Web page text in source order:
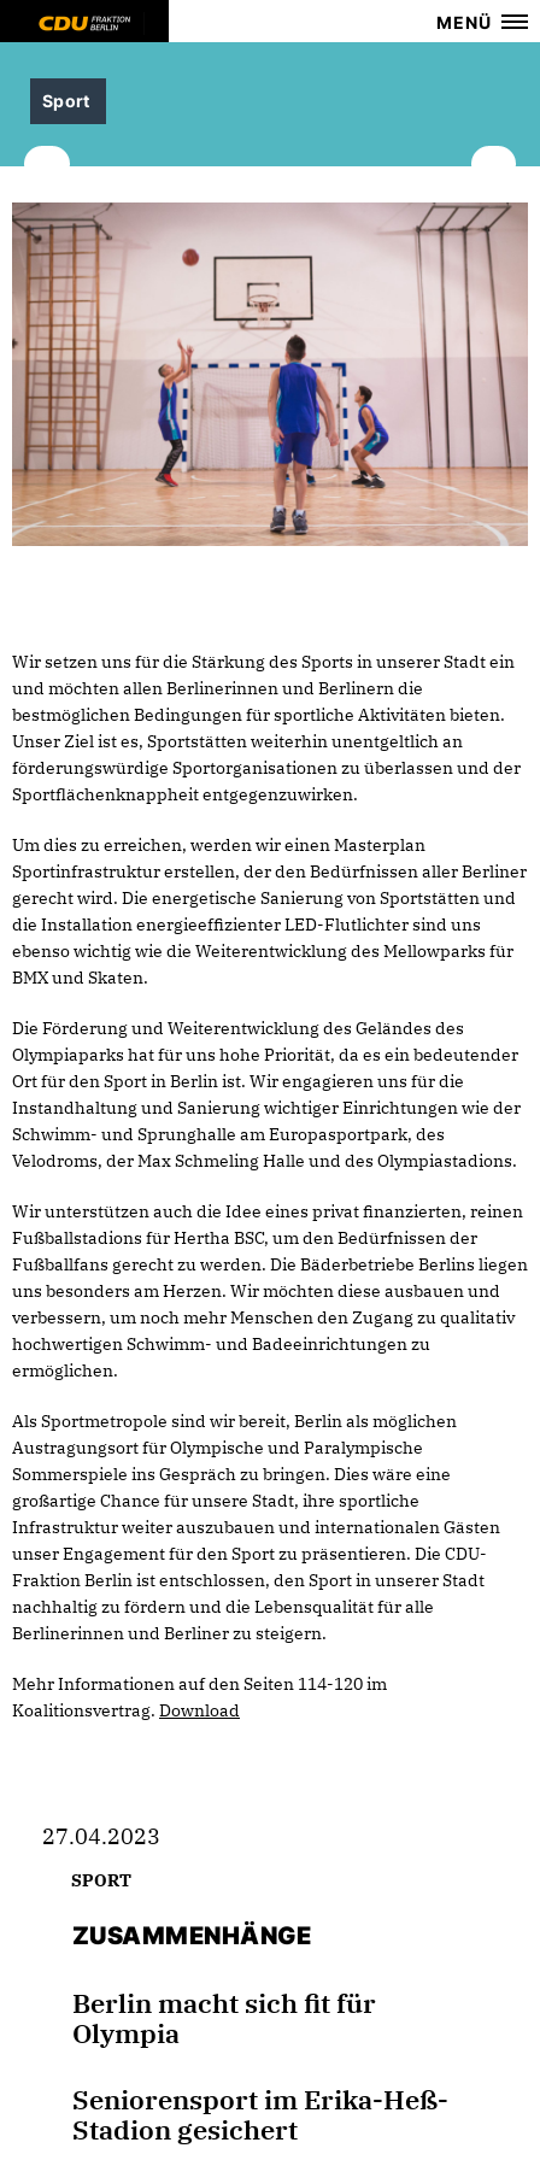
MENÜ
Sport
Wir setzen uns für die Stärkung des Sports in unserer Stadt ein
und möchten allen Berlinerinnen und Berlinern die
bestmöglichen Bedingungen für sportliche Aktivitäten bieten.
Unser Ziel ist es, Sportstätten weiterhin unentgeltlich an
förderungswürdige Sportorganisationen zu überlassen und der
Sportflächenknappheit entgegenzuwirken.
Um dies zu erreichen, werden wir einen Masterplan
Sportinfrastruktur erstellen, der den Bedürfnissen aller Berliner
gerecht wird. Die energetische Sanierung von Sportstätten und
die Installation energieeffizienter LED-Flutlichter sind uns
ebenso wichtig wie die Weiterentwicklung des Mellowparks für
BMX und Skaten.
Die Förderung und Weiterentwicklung des Geländes des
Olympiaparks hat für uns hohe Priorität, da es ein bedeutender
Ort für den Sport in Berlin ist. Wir engagieren uns für die
Instandhaltung und Sanierung wichtiger Einrichtungen wie der
Schwimm- und Sprunghalle am Europasportpark, des
Velodroms, der Max Schmeling Halle und des Olympiastadions.
Wir unterstützen auch die Idee eines privat finanzierten, reinen
Fußballstadions für Hertha BSC, um den Bedürfnissen der
Fußballfans gerecht zu werden. Die Bäderbetriebe Berlins liegen
uns besonders am Herzen. Wir möchten diese ausbauen und
verbessern, um noch mehr Menschen den Zugang zu qualitativ
hochwertigen Schwimm- und Badeeinrichtungen zu
ermöglichen.
Als Sportmetropole sind wir bereit, Berlin als möglichen
Austragungsort für Olympische und Paralympische
Sommerspiele ins Gespräch zu bringen. Dies wäre eine
großartige Chance für unsere Stadt, ihre sportliche
Infrastruktur weiter auszubauen und internationalen Gästen
unser Engagement für den Sport zu präsentieren. Die CDU-
Fraktion Berlin ist entschlossen, den Sport in unserer Stadt
nachhaltig zu fördern und die Lebensqualität für alle
Berlinerinnen und Berliner zu steigern.
Mehr Informationen auf den Seiten 114-120 im
Koalitionsvertrag. Download
27.04.2023
SPORT
ZUSAMMENHÄNGE
Berlin macht sich fit für
Olympia
Seniorensport im Erika-Heß-
Stadion gesichert